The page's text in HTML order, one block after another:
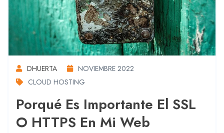
DHUERTA
NOVIEMBRE 2022
CLOUD HOSTING
Porqué Es Importante El SSL
O HTTPS En Mi Web